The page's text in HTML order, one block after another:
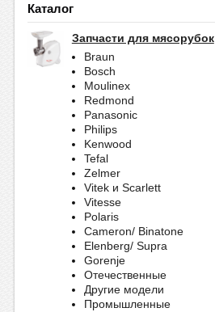
Каталог
Запчасти для мясорубок
Braun
Bosch
Moulinex
Redmond
Panasonic
Philips
Kenwood
Tefal
Zelmer
Vitek и Scarlett
Vitesse
Polaris
Cameron/ Binatone
Elenberg/ Supra
Gorenje
Отечественные
Другие модели
Промышленные